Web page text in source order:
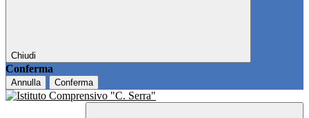
Chiudi
Conferma
Annulla Conferma